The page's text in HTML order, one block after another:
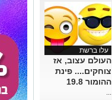
עלו ברשת
העולם עצוב, אז
צוחקים.... פינת
ההומור 19.8
...